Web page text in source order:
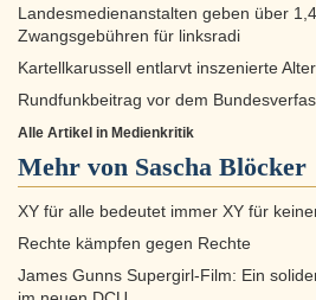
Landesmedienanstalten geben über
Zwangsgebühren für linksradi
Kartellkarussell entlarvt inszenierte
Rundfunkbeitrag vor dem
Alle Artikel in Medienkritik
Mehr von Sascha Blöcker
XY für alle bedeutet immer XY für
Rechte kämpfen gegen Rechte
James Gunns Supergirl-Film: Ein